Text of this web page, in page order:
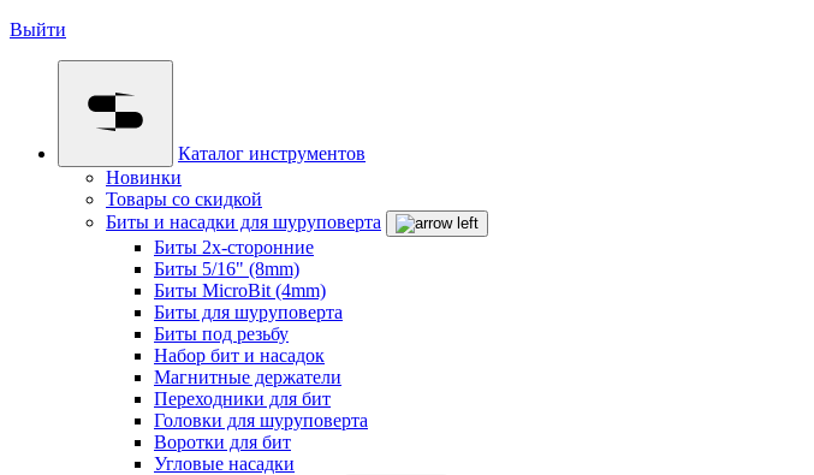
Выйти
Каталог инструментов
Новинки
Товары со скидкой
Биты и насадки для шуруповерта
Биты 2х-сторонние
Биты 5/16" (8mm)
Биты MicroBit (4mm)
Биты для шуруповерта
Биты под резьбу
Набор бит и насадок
Магнитные держатели
Переходники для бит
Головки для шуруповерта
Воротки для бит
Угловые насадки